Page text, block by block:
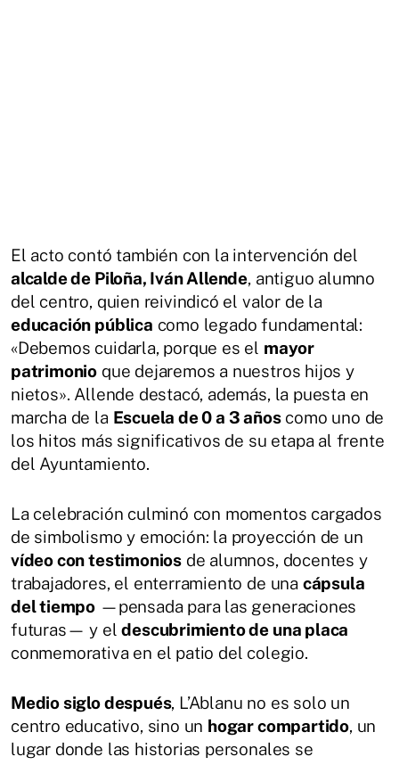
El acto contó también con la intervención del
alcalde de Piloña, Iván Allende, antiguo alumno
del centro, quien reivindicó el valor de la
educación pública como legado fundamental:
«Debemos cuidarla, porque es el mayor
patrimonio que dejaremos a nuestros hijos y
nietos». Allende destacó, además, la puesta en
marcha de la Escuela de 0 a 3 añoscomo uno de
los hitos más significativos de su etapa al frente
del Ayuntamiento.
La celebración culminó con momentos cargados
de simbolismo y emoción: la proyección de un
vídeo con testimonios de alumnos, docentes y
trabajadores, el enterramiento de una cápsula
del tiempo —pensada para las generaciones
futuras— y eldescubrimiento de una placa
conmemorativa en el patio del colegio.
Medio siglo después, L’Ablanu no es solo un
centro educativo, sino un hogar compartido, un
lugar donde las historias personales se